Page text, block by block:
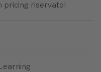
pricing riservato!